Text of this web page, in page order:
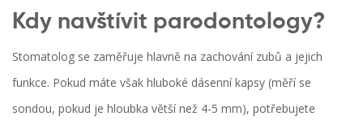
Kdy navštívit parodontology?
Stomatolog se zaměřuje hlavně na zachování zubů a jejich
funkce. Pokud máte však hluboké dásenní kapsy (měří se
sondou, pokud je hloubka větší než 4-5 mm), potřebujete